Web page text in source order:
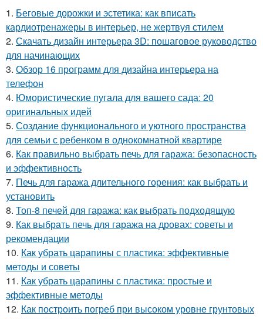
1. Беговые дорожки и эстетика: как вписать
кардиотренажеры в интерьер, не жертвуя стилем
2. Скачать дизайн интерьера 3D: пошаговое руководство
для начинающих
3. Обзор 16 программ для дизайна интерьера на
телефон
4. Юмористические пугала для вашего сада: 20
оригинальных идей
5. Создание функционального и уютного пространства
для семьи с ребенком в однокомнатной квартире
6. Как правильно выбрать печь для гаража: безопасность
и эффективность
7. Печь для гаража длительного горения: как выбрать и
установить
8. Топ-8 печей для гаража: как выбрать подходящую
9. Как выбрать печь для гаража на дровах: советы и
рекомендации
10. Как убрать царапины с пластика: эффективные
методы и советы
11. Как убрать царапины с пластика: простые и
эффективные методы
12. Как построить погреб при высоком уровне грунтовых